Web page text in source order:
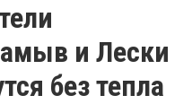
и Лески
без тепла